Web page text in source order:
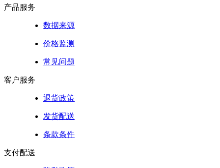
产品服务
数据来源
价格监测
常见问题
客户服务
退货政策
发货配送
条款条件
支付配送